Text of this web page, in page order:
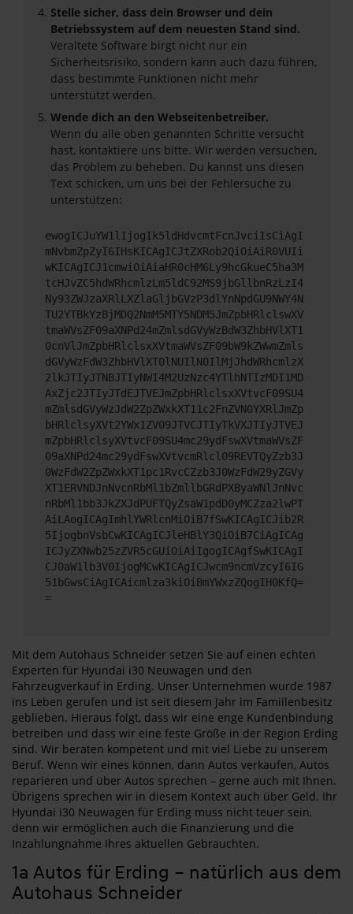
Stelle sicher, dass dein Browser und dein
Betriebssystem auf dem neuesten Stand sind.
Veraltete Software birgt nicht nur ein
Sicherheitsrisiko, sondern kann auch dazu führen,
dass bestimmte Funktionen nicht mehr
unterstützt werden.
Wende dich an den Webseitenbetreiber.
Wenn du alle oben genannten Schritte versucht
hast, kontaktiere uns bitte. Wir werden versuchen,
das Problem zu beheben. Du kannst uns diesen
Text schicken, um uns bei der Fehlersuche zu
unterstützen:
ewogICJuYW1lIjogIk5ldHdvcmtFcnJvciIsCiAgI
mNvbmZpZyI6IHsKICAgICJtZXRob2QiOiAiR0VUIi
wKICAgICJ1cmwiOiAiaHR0cHM6Ly9hcGkueC5ha3M
tcHJvZC5hdWRhcmlzLm5ldC92MS9jbGllbnRzLzI4
Ny93ZWJzaXRlLXZlaGljbGVzP3dlYnNpdGU9NWY4N
TU2YTBkYzBjMDQ2NmM5MTY5NDM5JmZpbHRlclswXV
tmaWVsZF09aXNPd24mZmlsdGVyWzBdW3ZhbHVlXT1
0cnVlJmZpbHRlclsxXVtmaWVsZF09bW9kZWwmZmls
dGVyWzFdW3ZhbHVlXT0lNUIlN0IlMjJhdWRhcmlzX
2lkJTIyJTNBJTIyNWI4M2UzNzc4YTlhNTIzMDI1MD
AxZjc2JTIyJTdEJTVEJmZpbHRlclsxXVtvcF09SU4
mZmlsdGVyWzJdW2ZpZWxkXT11c2FnZVN0YXRlJmZp
bHRlclsyXVt2YWx1ZV09JTVCJTIyTkVXJTIyJTVEJ
mZpbHRlclsyXVtvcF09SU4mc29ydFswXVtmaWVsZF
09aXNPd24mc29ydFswXVtvcmRlcl09REVTQyZzb3J
0WzFdW2ZpZWxkXT1pc1RvcCZzb3J0WzFdW29yZGVy
XT1ERVNDJnNvcnRbMl1bZmllbGRdPXByaWNlJnNvc
nRbMl1bb3JkZXJdPUFTQyZsaW1pdD0yMCZza2lwPT
AiLAogICAgImhlYWRlcnMiOiB7fSwKICAgICJib2R
5IjogbnVsbCwKICAgICJleHBlY3QiOiB7CiAgICAg
ICJyZXNwb25zZVR5cGUiOiAiIgogICAgfSwKICAgI
CJ0aW1lb3V0IjogMCwKICAgICJwcm9ncmVzcyI6IG
51bGwsCiAgICAicmlza3kiOiBmYWxzZQogIH0KfQ=
=
Mit dem Autohaus Schneider setzen Sie auf einen echten
Experten für Hyundai i30 Neuwagen und den
Fahrzeugverkauf in Erding. Unser Unternehmen wurde 1987
ins Leben gerufen und ist seit diesem Jahr im Famiilenbesitz
geblieben. Hieraus folgt, dass wir eine enge Kundenbindung
betreiben und dass wir eine feste Größe in der Region Erding
sind. Wir beraten kompetent und mit viel Liebe zu unserem
Beruf. Wenn wir eines können, dann Autos verkaufen, Autos
reparieren und über Autos sprechen – gerne auch mit Ihnen.
Übrigens sprechen wir in diesem Kontext auch über Geld. Ihr
Hyundai i30 Neuwagen für Erding muss nicht teuer sein,
denn wir ermöglichen auch die Finanzierung und die
Inzahlungnahme Ihres aktuellen Gebrauchten.
1a Autos für Erding – natürlich aus dem
Autohaus Schneider